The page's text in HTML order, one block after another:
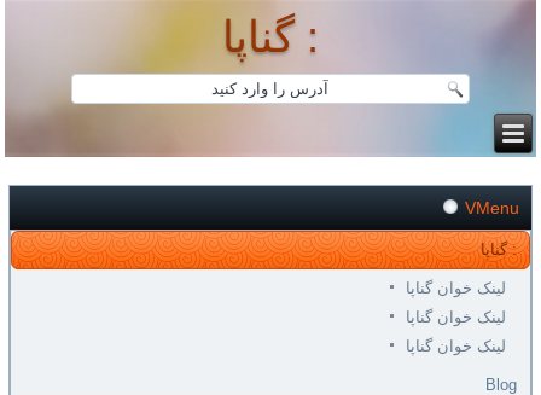
گناپا :
VMenu
گناپا :
لینک خوان گناپا
لینک خوان گناپا
لینک خوان گناپا
Blog